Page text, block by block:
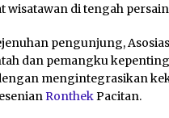
wisatawan di tengah
pengunjung,
dan pemangku
mengintegrasikan
RonthekPacitan.